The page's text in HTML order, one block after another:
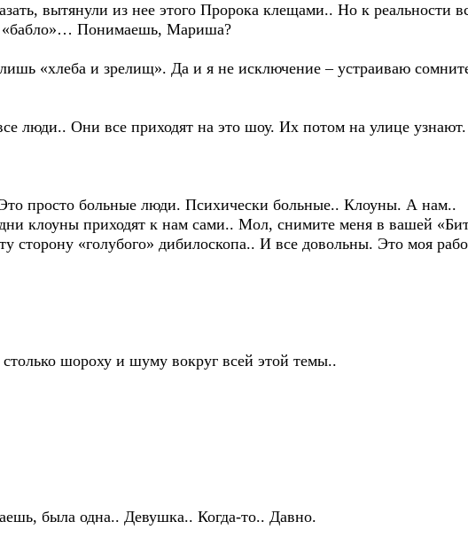
вытянули из нее этого Пророка клещами.. Но к реальности
«бабло»… Понимаешь, Мариша?
«хлеба и зрелищ». Да и я не исключение – устраиваю
люди.. Они все приходят на это шоу. Их потом на улице
просто больные люди. Психически больные.. Клоуны. А нам..
клоуны приходят к нам сами.. Мол, снимите меня в вашей
«голубого» дибилоскопа.. И все довольны. Это моя
шороху и шуму вокруг всей этой темы..
была одна.. Девушка.. Когда-то.. Давно.